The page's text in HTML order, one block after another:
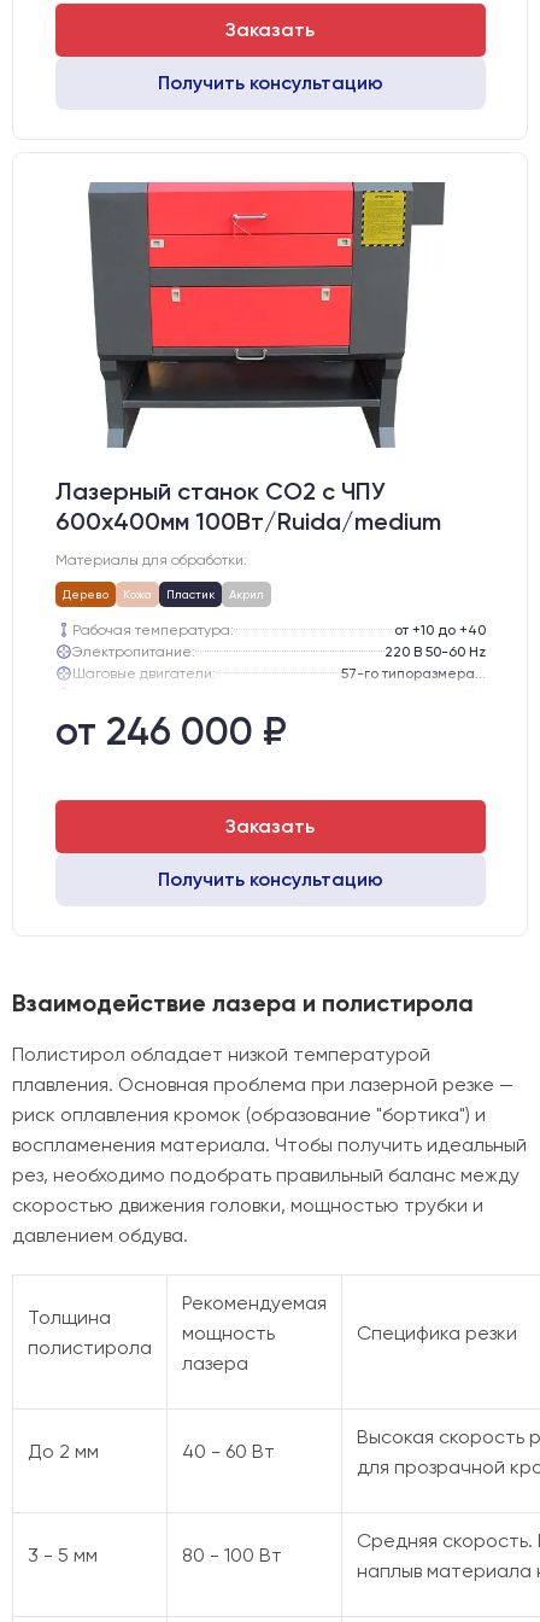
Заказать
Получить консультацию
Лазерный станок CO2 c ЧПУ
600х400мм 100Вт/Ruida/medium
Материалы для обработки:
Дерево Кожа Пластик Акрил
Рабочая температура:
от +10 до +40
Электропитание:
220 В 50-60 Hz
Шаговые двигатели:
Направляющие оси Y:
Направляющие оси Х:
от 246 000 ₽
Заказать
Получить консультацию
Взаимодействие лазера и полистирола
Полистирол обладает низкой температурой
плавления. Основная проблема при лазерной резке —
риск оплавления кромок (образование "бортика") и
воспламенения материала. Чтобы получить идеальный
рез, необходимо подобрать правильный баланс между
скоростью движения головки, мощностью трубки и
давлением обдува.
Толщина
полистирола
Рекомендуемая
мощность
лазера
Специфика резки
До 2 мм 40 - 60 Вт
Высокая скорость
для прозрачной
3 - 5 мм 80 - 100 Вт
Средняя скорость.
наплыв материала